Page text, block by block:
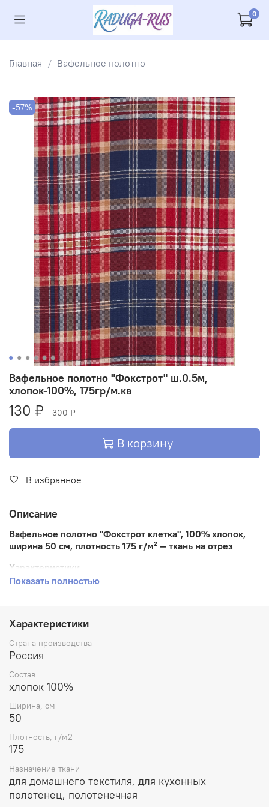
0
Главная Вафельное полотно
-57%
Вафельное полотно "Фокстрот" ш.0.5м,
хлопок-100%, 175гр/м.кв
130 ₽ 300 ₽
В корзину
В избранное
Описание
Вафельное полотно "Фокстрот клетка", 100% хлопок,
ширина 50 см, плотность 175 г/м² — ткань на отрез
Характеристики
синем фоне)
Состав: 100% хлопок
Плотность: 175 г/м²
Страна производства: Россия
Если вы ищете
внимание на «Фокстрот клетка». Это яркая, позитивная
фоне. Ткань вафельная 100% хлопок — натуральная,
мягкая, хорошо впитывает влагу и быстро
Показать полностью
Характеристики
Страна производства
Россия
Состав
хлопок 100%
Ширина, см
50
Плотность, г/м2
175
Назначение ткани
для домашнего текстиля, для кухонных
полотенец, полотенечная